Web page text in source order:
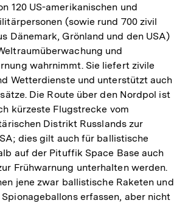
120 US-amerikanischen und
(sowie rund 700 zivil
Dänemark, Grönland und den USA)
und
wahrnimmt. Sie liefert zivile
Wetterdienste und unterstützt auch
Die Route über den Nordpol ist
kürzeste Flugstrecke vom
Distrikt Russlands zur
dies gilt auch für ballistische
auf der Pituffik Space Base auch
Frühwarnung unterhalten werden.
jene zwar ballistische Raketen und
erfassen, aber nicht